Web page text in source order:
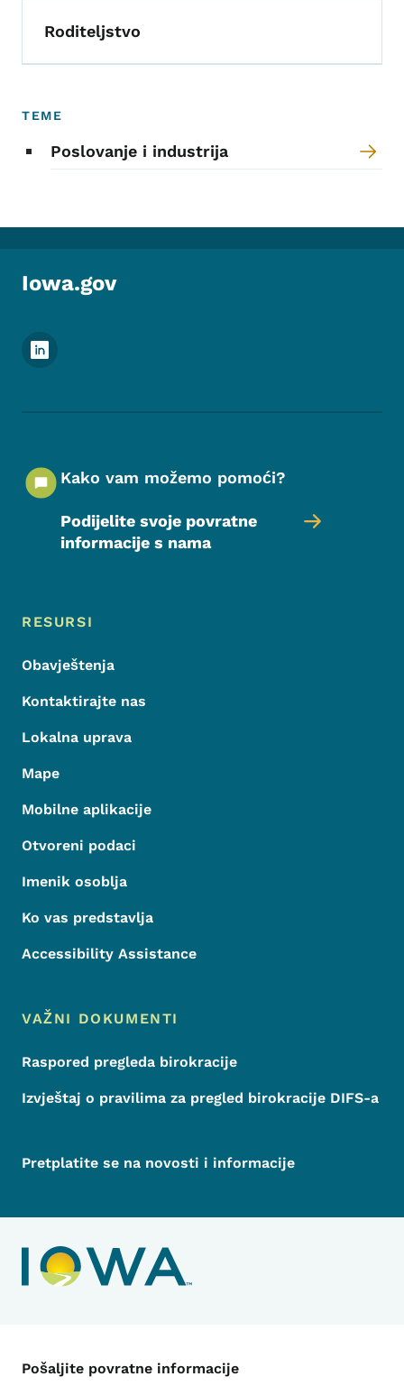
Roditeljstvo
TEME
Poslovanje i industrija
Iowa.gov
Meni podnožja društvenih mrežaa
Kako vam možemo pomoći?
Podijelite svoje povratne
informacije s nama
Meni podnožja
Footer
RESURSI
Obavještenja
Kontaktirajte nas
Lokalna uprava
Mape
Mobilne aplikacije
Otvoreni podaci
Imenik osoblja
Ko vas predstavlja
Accessibility Assistance
VAŽNI DOKUMENTI
Raspored pregleda birokracije
Izvještaj o pravilima za pregled birokracije DIFS-a
Pretplatite se na novosti i informacije
Kontakt meni
Pošaljite povratne informacije